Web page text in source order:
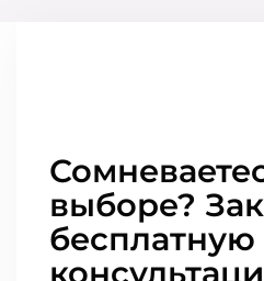
выборе?
бесплатную